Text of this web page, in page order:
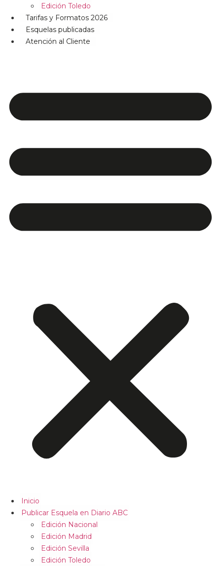
Edición Toledo
Tarifas y Formatos 2026
Esquelas publicadas
Atención al Cliente
Inicio
Publicar Esquela en Diario ABC
Edición Nacional
Edición Madrid
Edición Sevilla
Edición Toledo